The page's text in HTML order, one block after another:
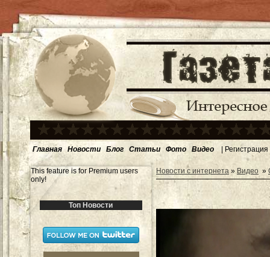
Главная Новости Блог Статьи Фото Видео | Регистрация
This feature is for Premium users
only!
Топ Новости
Новости с интернета » Видео »